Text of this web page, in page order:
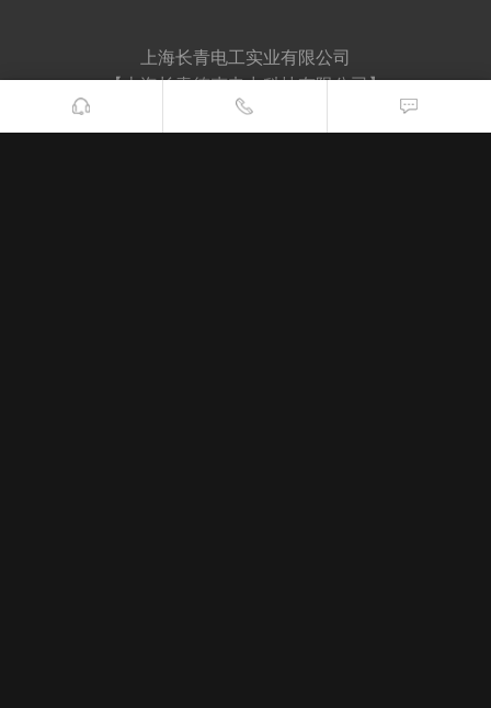
上海长青电工实业有限公司
【上海长青德克电力科技有限公司】